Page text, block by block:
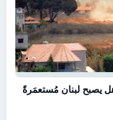
هل يصبح لبنان مُستعمَرةً